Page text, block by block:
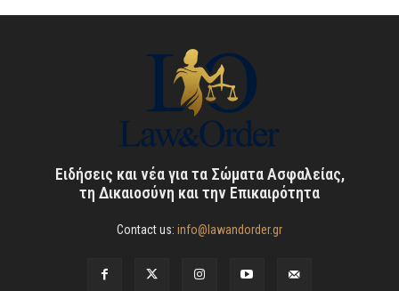
Ειδήσεις και νέα για τα Σώματα Ασφαλείας,
τη Δικαιοσύνη και την Επικαιρότητα
Contact us: info@lawandorder.gr